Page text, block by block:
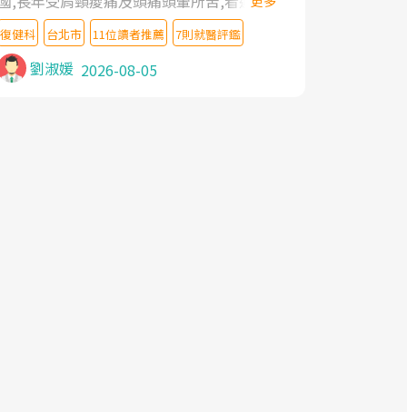
授,做了各種檢查,也嘗試過西醫打針,中醫
灸及物理徒手治療都沒有用,後來連吃到嗎
類止痛藥都效果有限,只是壓症狀,沒多久就
起來,多年失眠嚴重影響生活品質. 台灣親
復健科 台北市 11位讀者推薦 7則就醫評鑑
劉淑媛 2026-08-05